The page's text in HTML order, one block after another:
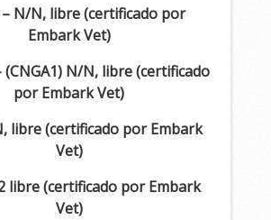
N/N, libre (certificado por
Embark Vet)
(CNGA1) N/N, libre (certificado
por Embark Vet)
libre (certificado por Embark
Vet)
libre (certificado por Embark
Vet)